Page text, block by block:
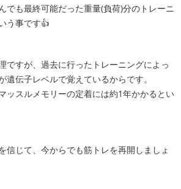
でも最終可能だった重量(負荷)分のトレーニ
う事です👍
ですが、過去に行ったトレーニングによっ
遺伝子レベルで覚えているからです。
ッスルメモリーの定着には約1年かかるとい
信じて、今からでも筋トレを再開しましょ